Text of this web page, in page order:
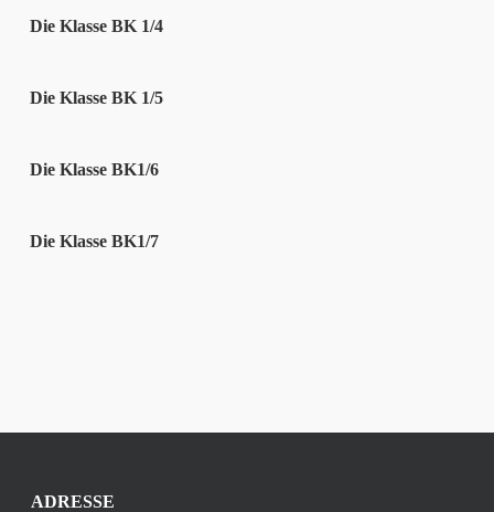
Die Klasse BK 1/4
Die Klasse BK 1/5
Die Klasse BK1/6
Die Klasse BK1/7
ADRESSE